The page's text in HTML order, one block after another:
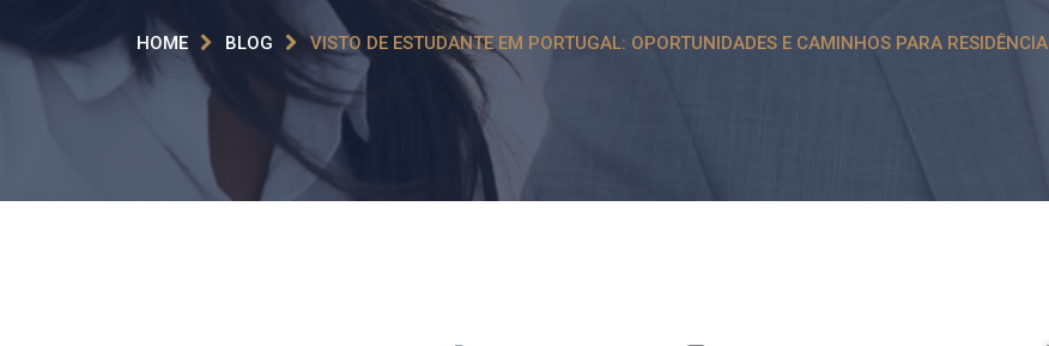
HOME BLOG VISTO DE ESTUDANTE EM PORTUGAL: OPORTUNIDADES E CAMINHOS PARA RESIDÊNCIA